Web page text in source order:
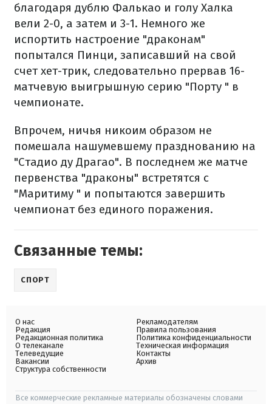
благодаря дублю Фалькао и голу Халка
вели 2-0, а затем и 3-1. Немного же
испортить настроение "драконам"
попытался Пинци, записавший на свой ​​
счет хет-трик, следовательно прервав 16-
матчевую выигрышную серию "Порту " в
чемпионате.
Впрочем, ничья никоим образом не
помешала нашумевшему празднованию на
"Стадио ду Драгао". В последнем же матче
первенства "драконы" встретятся с
"Маритиму " и попытаются завершить
чемпионат без единого поражения.
Связанные темы:
СПОРТ
О нас
Редакция
Редакционная политика
О телеканале
Телеведущие
Вакансии
Структура собственности
Рекламодателям
Правила пользования
Политика конфиденциальности
Техническая информация
Контакты
Архив
Все коммерческие рекламные материалы обозначены словами